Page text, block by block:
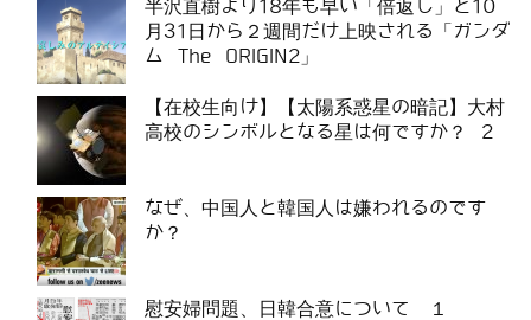
半沢直樹より18年も早い「倍返し」と10
月31日から２週間だけ上映される「ガンダ
ム The ORIGIN2」
【在校生向け】【太陽系惑星の暗記】大村
高校のシンボルとなる星は何ですか？ 2
なぜ、中国人と韓国人は嫌われるのです
か？
慰安婦問題、日韓合意について １